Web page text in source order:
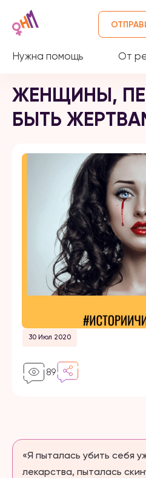
Нужна помощь От
ЖЕНЩИНЫ,
БЫТЬ
30 Июл 2020
89
«Я пыталась убить себя
лекарства, пыталась